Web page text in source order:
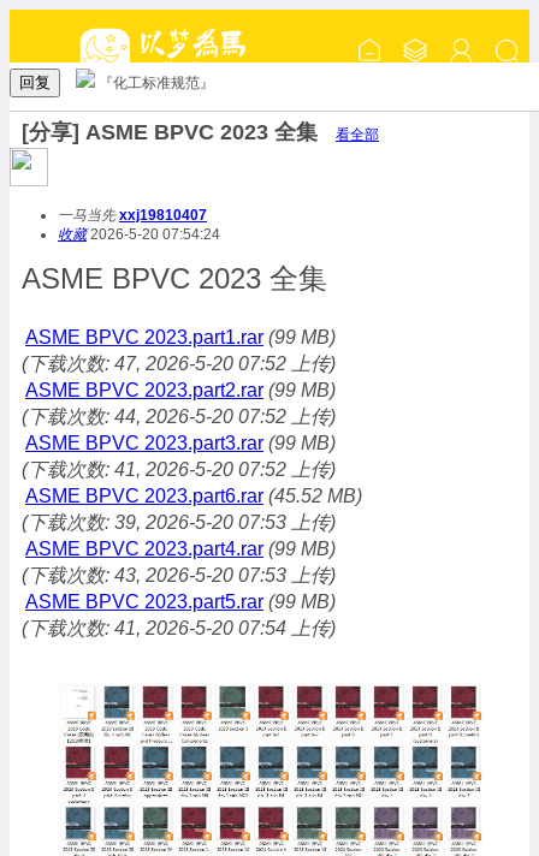
回复 『化工标准规范』
[分享] ASME BPVC 2023 全集 看全部
一马当先 xxj19810407
收藏2026-5-20 07:54:24
ASME BPVC 2023 全集
ASME BPVC 2023.part1.rar (99 MB)
(下载次数: 47, 2026-5-20 07:52 上传)
ASME BPVC 2023.part2.rar (99 MB)
(下载次数: 44, 2026-5-20 07:52 上传)
ASME BPVC 2023.part3.rar (99 MB)
(下载次数: 41, 2026-5-20 07:52 上传)
ASME BPVC 2023.part6.rar (45.52 MB)
(下载次数: 39, 2026-5-20 07:53 上传)
ASME BPVC 2023.part4.rar (99 MB)
(下载次数: 43, 2026-5-20 07:53 上传)
ASME BPVC 2023.part5.rar (99 MB)
(下载次数: 41, 2026-5-20 07:54 上传)